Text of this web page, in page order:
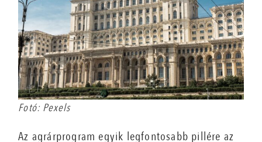
Fotó: Pexels
Az agrárprogram egyik legfontosabb pillére az